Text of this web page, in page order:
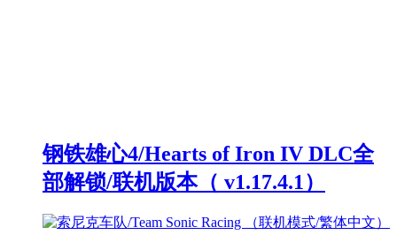
钢铁雄心4/Hearts of Iron IV DLC全
部解锁/联机版本（ v1.17.4.1）